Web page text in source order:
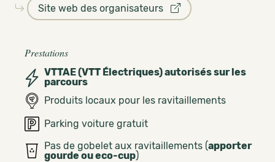
Site web des organisateurs
Prestations
VTTAE (VTT Électriques) autorisés sur les
parcours
Produits locaux pour les ravitaillements
Parking voiture gratuit
Pas de gobelet aux ravitaillements (apporter
gourde ou eco-cup)